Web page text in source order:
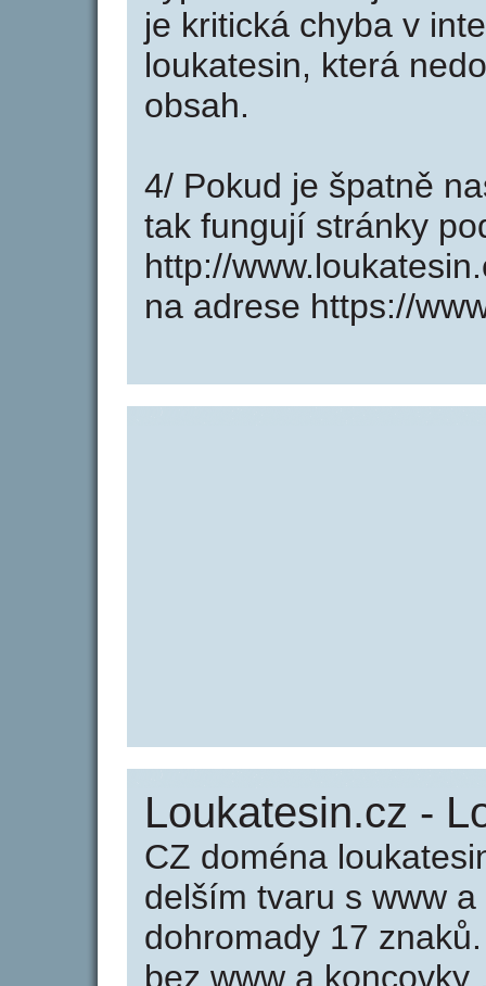
je kritická chyba v
loukatesin, která
obsah.
4/ Pokud je špatně
tak fungují stránky
http://
na adrese https://
Loukatesin.cz -
CZ doména
delším tvaru s www
dohromady 17
bez www a